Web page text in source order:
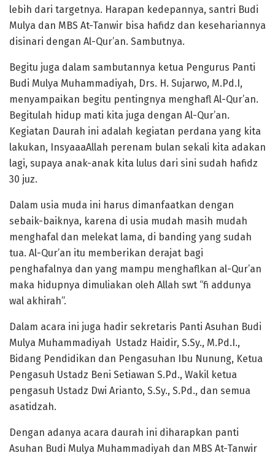
lebih dari targetnya. Harapan kedepannya, santri Budi
Mulya dan MBS At-Tanwir bisa hafidz dan kesehariannya
disinari dengan Al-Qur’an. Sambutnya.
Begitu juga dalam sambutannya ketua Pengurus Panti
Budi Mulya Muhammadiyah, Drs. H. Sujarwo, M.Pd.I,
menyampaikan begitu pentingnya menghafl Al-Qur’an.
Begitulah hidup mati kita juga dengan Al-Qur’an.
Kegiatan Daurah ini adalah kegiatan perdana yang kita
lakukan, InsyaaaAllah perenam bulan sekali kita adakan
lagi, supaya anak-anak kita lulus dari sini sudah hafidz
30 juz.
Dalam usia muda ini harus dimanfaatkan dengan
sebaik-baiknya, karena di usia mudah masih mudah
menghafal dan melekat lama, di banding yang sudah
tua. Al-Qur’an itu memberikan derajat bagi
penghafalnya dan yang mampu menghaflkan al-Qur’an
maka hidupnya dimuliakan oleh Allah swt “fi addunya
wal akhirah”.
Dalam acara ini juga hadir sekretaris Panti Asuhan Budi
Mulya Muhammadiyah Ustadz Haidir, S.Sy., M.Pd.I.,
Bidang Pendidikan dan Pengasuhan Ibu Nunung, Ketua
Pengasuh Ustadz Beni Setiawan S.Pd., Wakil ketua
pengasuh Ustadz Dwi Arianto, S.Sy., S.Pd., dan semua
asatidzah.
Dengan adanya acara daurah ini diharapkan panti
Asuhan Budi Mulya Muhammadiyah dan MBS At-Tanwir